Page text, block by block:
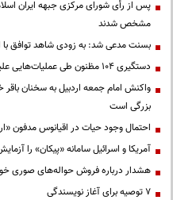
پس از رأی شورای مرکزی جبهه ایران
مشخص شدند
بسنت مدعی شد: به زودی شاهد توافق با
دستگیری ۱۰۴ مظنون طی عملیات‌هایی علیه داعش در ترکیه
واکنش امام جمعه اردبیل به سخنان
بزرگی است
احتمال وجود حیات در اقیانوس مدفون
آمریکا و اسرائیل سامانه «پیکان» را
هشدار درباره فروش حواله‌های صوری
۷ توصیه برای آغاز نویسندگی